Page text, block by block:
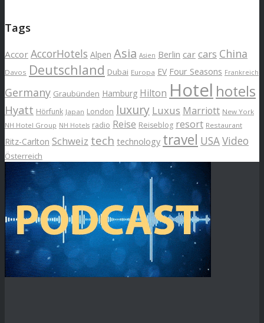
Tags
Accor AccorHotels Alpen Asia Asien Berlin car cars China
Davos Deutschland Dubai Europa EV Four Seasons Frankreich
Germany Graubünden Hamburg Hilton Hotel hotels
Hyatt Hörfunk Japan London luxury Luxus Marriott New York
NH Hotel Group NH Hotels radio Reise Reiseblog resort Restaurant
Ritz-Carlton Schweiz tech technology travel USAVideo
Österreich